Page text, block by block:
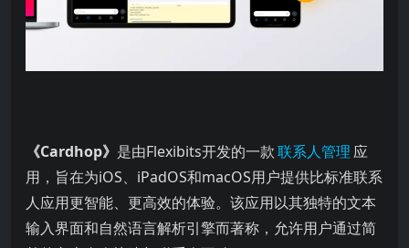
是由Flexibits开发的一款 应用，旨在为iOS、iPadOS和
《Cardhop》 是由Flexibits开发的一款联系人管理 应
用，旨在为iOS、iPadOS和macOS用户提供比标准联系
人应用更智能、更高效的体验。该应用以其独特的文本
输入界面和自然语言解析引擎而著称，允许用户通过简